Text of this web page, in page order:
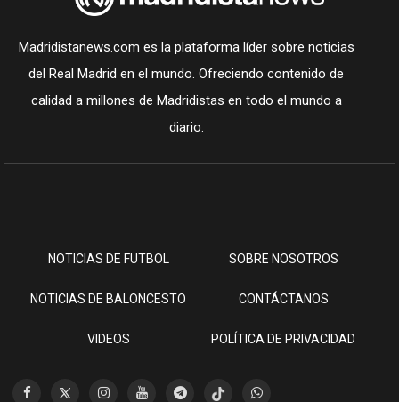
Madridistanews.com es la plataforma líder sobre noticias
del Real Madrid en el mundo. Ofreciendo contenido de
calidad a millones de Madridistas en todo el mundo a
diario.
NOTICIAS DE FUTBOL
NOTICIAS DE BALONCESTO
VIDEOS
SOBRE NOSOTROS
CONTÁCTANOS
POLÍTICA DE PRIVACIDAD